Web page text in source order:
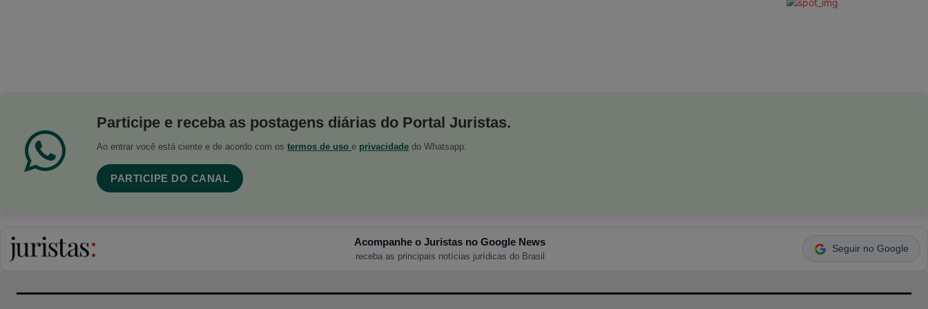
Participe e receba as postagens diárias do Portal Juristas.
Ao entrar você está ciente e de acordo com os termos de uso e privacidade do Whatsapp.
PARTICIPE DO CANAL
Acompanhe o Juristas no Google News
receba as principais notícias jurídicas do Brasil
Seguir no Google